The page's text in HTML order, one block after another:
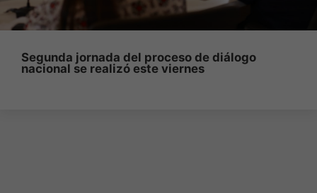
Segunda jornada del proceso de diálogo
nacional se realizó este viernes